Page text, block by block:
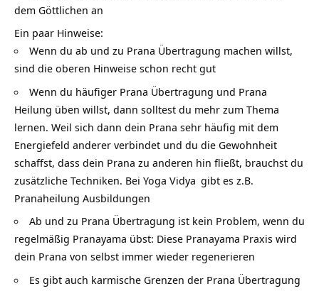
dem Göttlichen an
Ein paar Hinweise:
Wenn du ab und zu Prana Übertragung machen willst,
sind die oberen Hinweise schon recht gut
Wenn du häufiger Prana Übertragung und Prana
Heilung üben willst, dann solltest du mehr zum Thema
lernen. Weil sich dann dein Prana sehr häufig mit dem
Energiefeld anderer verbindet und du die Gewohnheit
schaffst, dass dein Prana zu anderen hin fließt, brauchst du
zusätzliche Techniken. Bei Yoga Vidya gibt es z.B.
Pranaheilung Ausbildungen
Ab und zu Prana Übertragung ist kein Problem, wenn du
regelmäßig Pranayama übst: Diese Pranayama Praxis wird
dein Prana von selbst immer wieder regenerieren
Es gibt auch karmische Grenzen der Prana Übertragung